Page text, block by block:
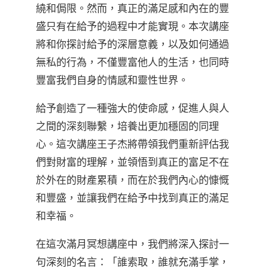
繞和侷限。然而，真正的滿足感和內在的豐
盛只有在給予的過程中才能實現。本次講座
將和你探討給予的深層意義，以及如何通過
無私的行為，不僅豐富他人的生活，也同時
豐富我們自身的情感和靈性世界。
給予創造了一種強大的使命感，促進人與人
之間的深刻聯繫，培養出更加穩固的同理
心。這次講座王子杰將帶領我們重新評估我
們對財富的理解，並領悟到真正的富足不在
於外在的財產累積，而在於我們內心的慷慨
和豐盛，並讓我們在給予中找到真正的滿足
和幸福。
在這次滿月冥想講座中，我們將深入探討一
句深刻的名言：「誰索取，誰就充滿手掌，